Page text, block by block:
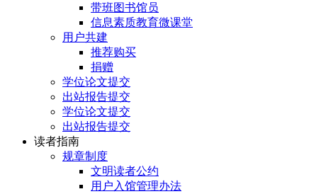
带班图书馆员
信息素质教育微课堂
用户共建
推荐购买
捐赠
学位论文提交
出站报告提交
学位论文提交
出站报告提交
读者指南
规章制度
文明读者公约
用户入馆管理办法